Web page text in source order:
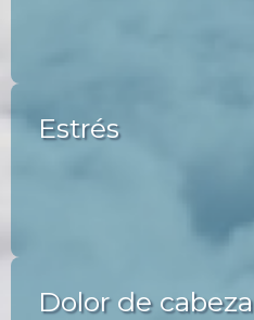
Estrés
Dolor de cabeza